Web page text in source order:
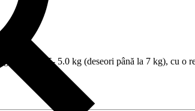
3.5- 5.0 kg (deseori până la 7 kg), cu o